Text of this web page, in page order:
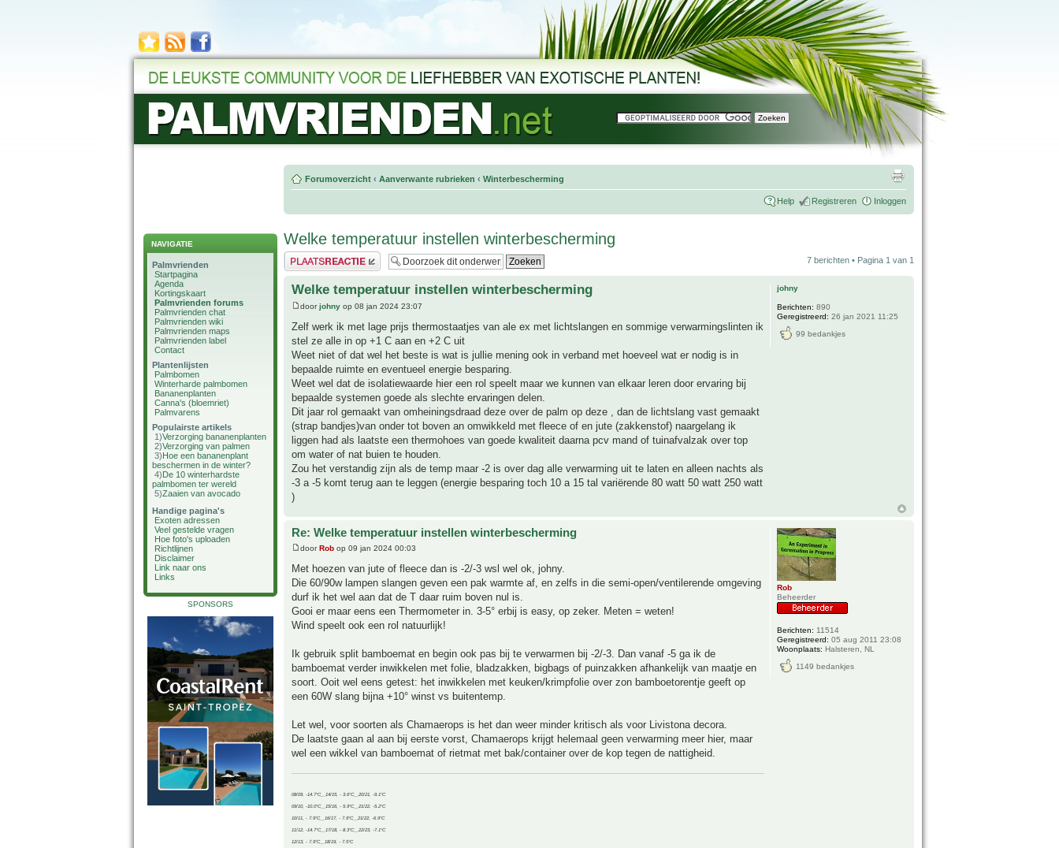
NAVIGATIE
Palmvrienden
Startpagina
Agenda
Kortingskaart
Palmvrienden forums
Palmvrienden chat
Palmvrienden wiki
Palmvrienden maps
Palmvrienden label
Contact
Plantenlijsten
Palmbomen
Winterharde palmbomen
Bananenplanten
Canna's (bloemriet)
Palmvarens
Populairste artikels
1)Verzorging bananenplanten
2)Verzorging van palmen
3)Hoe een bananenplant
beschermen in de winter?
4)De 10 winterhardste
palmbomen ter wereld
5)Zaaien van avocado
Handige pagina's
Exoten adressen
Veel gestelde vragen
Hoe foto's uploaden
Richtlijnen
Disclaimer
Link naar ons
Links
SPONSORS
Forumoverzicht ‹ Aanverwante rubrieken ‹ Winterbescherming
Help Registreren Inloggen
Welke temperatuur instellen winterbescherming
Plaats een reactie 7 berichten • Pagina 1 van 1
Welke temperatuur instellen winterbescherming
doorjohny op 08 jan 2024 23:07
Zelf werk ik met lage prijs thermostaatjes van ale ex met lichtslangen en sommige verwarmingslinten ik
stel ze alle in op +1 C aan en +2 C uit
Weet niet of dat wel het beste is wat is jullie mening ook in verband met hoeveel wat er nodig is in
bepaalde ruimte en eventueel energie besparing.
Weet wel dat de isolatiewaarde hier een rol speelt maar we kunnen van elkaar leren door ervaring bij
bepaalde systemen goede als slechte ervaringen delen.
Dit jaar rol gemaakt van omheiningsdraad deze over de palm op deze , dan de lichtslang vast gemaakt
(strap bandjes)van onder tot boven an omwikkeld met fleece of en jute (zakkenstof) naargelang ik
liggen had als laatste een thermohoes van goede kwaliteit daarna pcv mand of tuinafvalzak over top
om water of nat buien te houden.
Zou het verstandig zijn als de temp maar -2 is over dag alle verwarming uit te laten en alleen nachts als
-3 a -5 komt terug aan te leggen (energie besparing toch 10 a 15 tal variërende 80 watt 50 watt 250 watt
)
johny
Berichten: 890
Geregistreerd: 26 jan 2021 11:25
99 bedankjes
Re: Welke temperatuur instellen winterbescherming
doorRob op 09 jan 2024 00:03
Met hoezen van jute of fleece dan is -2/-3 wsl wel ok, johny.
Die 60/90w lampen slangen geven een pak warmte af, en zelfs in die semi-open/ventilerende omgeving
durf ik het wel aan dat de T daar ruim boven nul is.
Gooi er maar eens een Thermometer in. 3-5° erbij is easy, op zeker. Meten = weten!
Wind speelt ook een rol natuurlijk!
Ik gebruik split bamboemat en begin ook pas bij te verwarmen bij -2/-3. Dan vanaf -5 ga ik de
bamboemat verder inwikkelen met folie, bladzakken, bigbags of puinzakken afhankelijk van maatje en
soort. Ooit wel eens getest: het inwikkelen met keuken/krimpfolie over zon bamboetorentje geeft op
een 60W slang bijna +10° winst vs buitentemp.
Let wel, voor soorten als Chamaerops is het dan weer minder kritisch als voor Livistona decora.
De laatste gaan al aan bij eerste vorst, Chamaerops krijgt helemaal geen verwarming meer hier, maar
wel een wikkel van bamboemat of rietmat met bak/container over de kop tegen de nattigheid.
08/09, -14.7°C__14/15, - 3.6°C__20/21, -9.1°C
09/10, -10.0°C__15/16, - 5.9°C__21/22, -5.2°C
10/11, - 7.9°C__16/17, - 7.9°C__21/22, -6.9°C
11/12, -14.7°C__17/18, - 8.3°C__22/23, -7.1°C
12/13, - 7.9°C__18/19, - 7.5°C
Rob
Beheerder
Berichten: 11514
Geregistreerd: 05 aug 2011 23:08
Woonplaats: Halsteren, NL
1149 bedankjes